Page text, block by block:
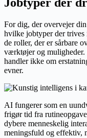
Jobtyper der
For dig, der overvejer
hvilke jobtyper der trives
de roller, der er sårbare
værktøjer og
handler ikke om
evner.
AI fungerer som en
frigør tid fra
dybere menneskelig
meningsfuld og effektiv,